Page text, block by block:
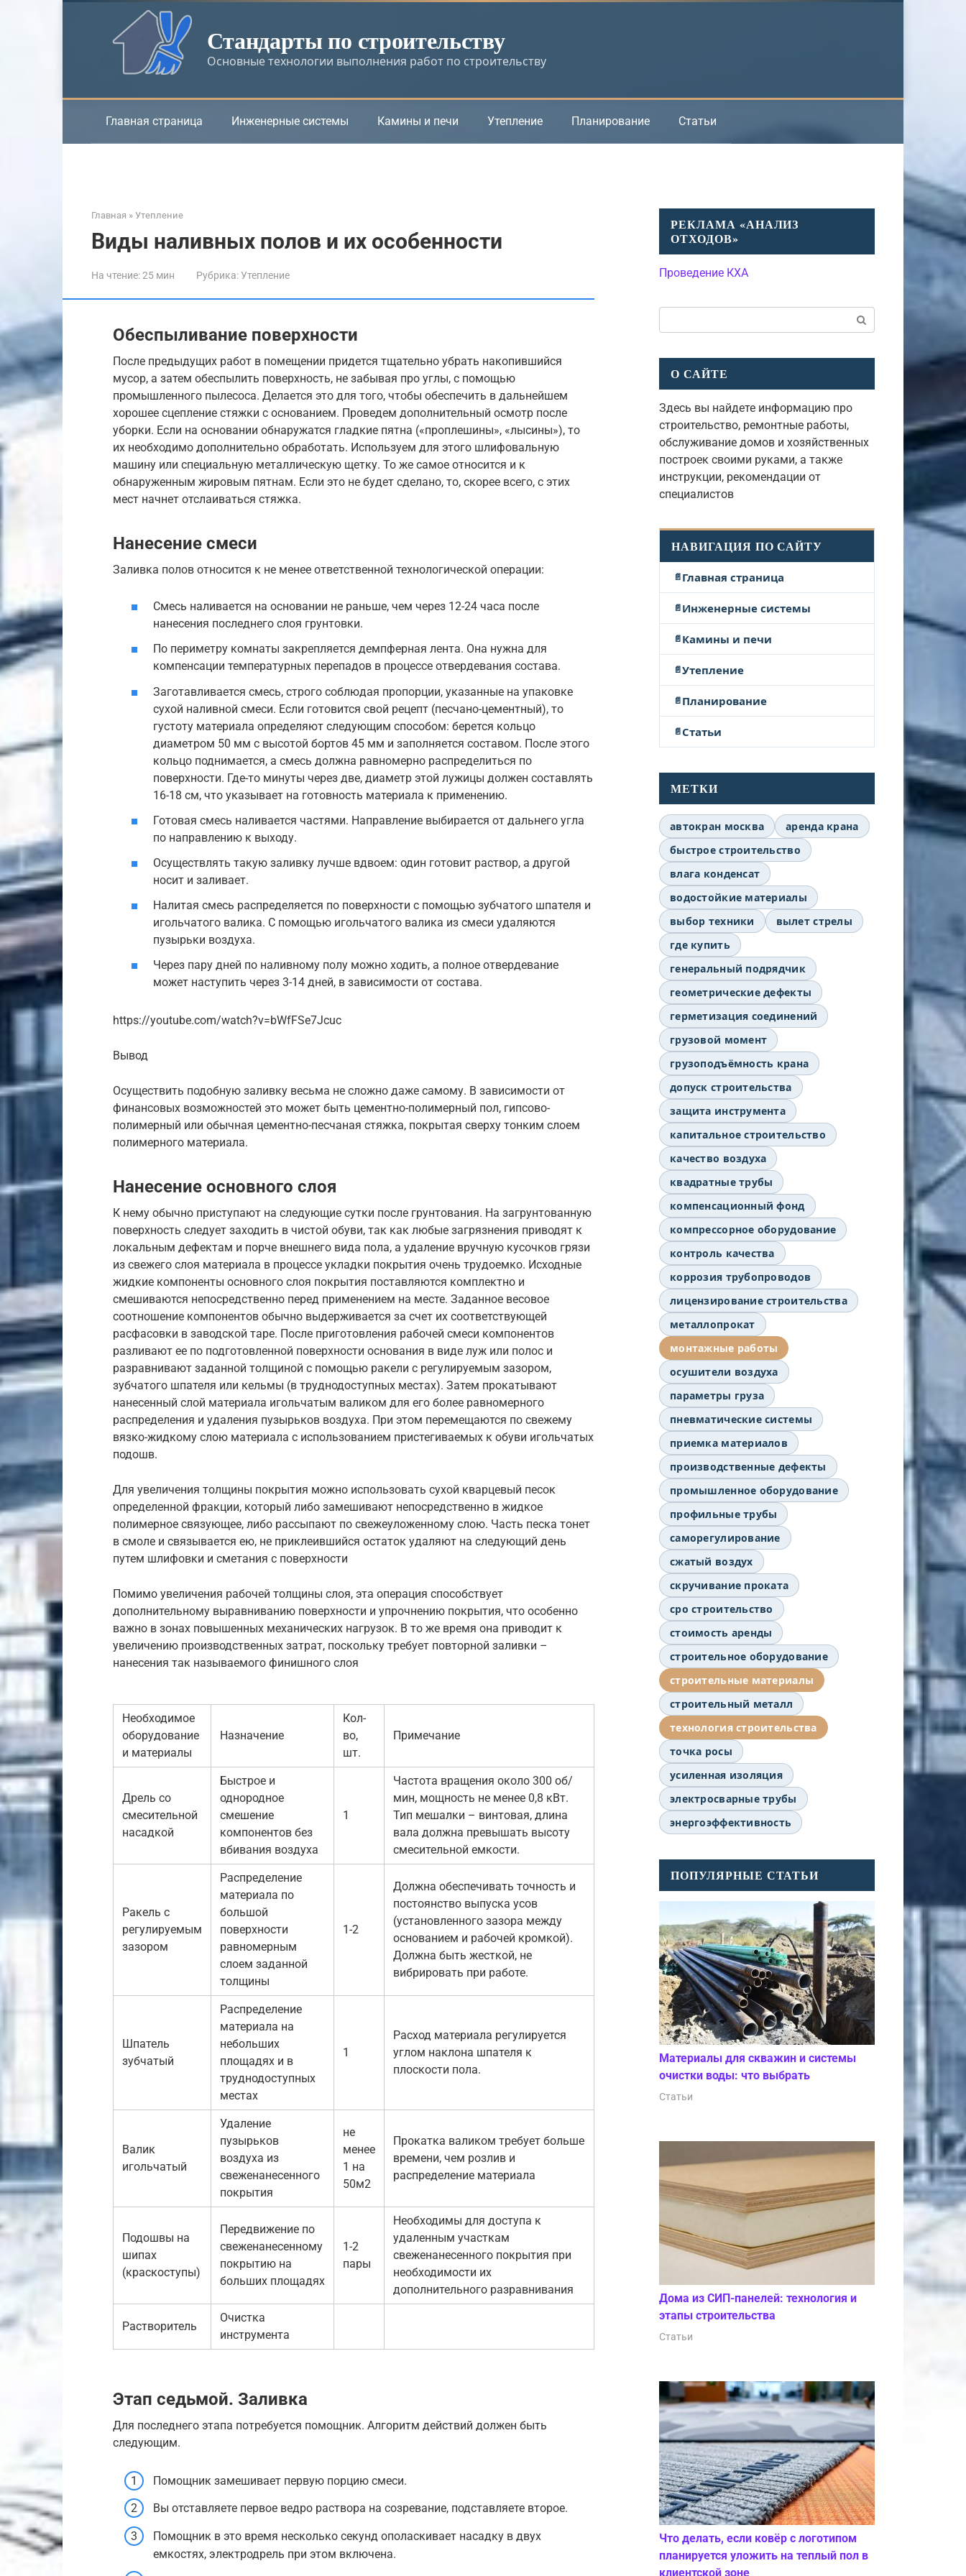
Стандарты по строительству
Основные технологии выполнения работ по строительству
Главная страница Инженерные системы Камины и печи Утепление Планирование Статьи
Главная » Утепление
Виды наливных полов и их особенности
На чтение:25 мин Рубрика:Утепление
Обеспыливание поверхности
После предыдущих работ в помещении придется тщательно убрать накопившийся
мусор, а затем обеспылить поверхность, не забывая про углы, с помощью
промышленного пылесоса. Делается это для того, чтобы обеспечить в дальнейшем
хорошее сцепление стяжки с основанием. Проведем дополнительный осмотр после
уборки. Если на основании обнаружатся гладкие пятна («проплешины», «лысины»), то
их необходимо дополнительно обработать. Используем для этого шлифовальную
машину или специальную металлическую щетку. То же самое относится и к
обнаруженным жировым пятнам. Если это не будет сделано, то, скорее всего, с этих
мест начнет отслаиваться стяжка.
Нанесение смеси
Заливка полов относится к не менее ответственной технологической операции:
Смесь наливается на основании не раньше, чем через 12-24 часа после
нанесения последнего слоя грунтовки.
По периметру комнаты закрепляется демпферная лента. Она нужна для
компенсации температурных перепадов в процессе отвердевания состава.
Заготавливается смесь, строго соблюдая пропорции, указанные на упаковке
сухой наливной смеси. Если готовится свой рецепт (песчано-цементный), то
густоту материала определяют следующим способом: берется кольцо
диаметром 50 мм с высотой бортов 45 мм и заполняется составом. После этого
кольцо поднимается, а смесь должна равномерно распределиться по
поверхности. Где-то минуты через две, диаметр этой лужицы должен составлять
16-18 см, что указывает на готовность материала к применению.
Готовая смесь наливается частями. Направление выбирается от дальнего угла
по направлению к выходу.
Осуществлять такую заливку лучше вдвоем: один готовит раствор, а другой
носит и заливает.
Налитая смесь распределяется по поверхности с помощью зубчатого шпателя и
игольчатого валика. С помощью игольчатого валика из смеси удаляются
пузырьки воздуха.
Через пару дней по наливному полу можно ходить, а полное отвердевание
может наступить через 3-14 дней, в зависимости от состава.
https://youtube.com/watch?v=bWfFSe7Jcuc
Вывод
Осуществить подобную заливку весьма не сложно даже самому. В зависимости от
финансовых возможностей это может быть цементно-полимерный пол, гипсово-
полимерный или обычная цементно-песчаная стяжка, покрытая сверху тонким слоем
полимерного материала.
Нанесение основного слоя
К нему обычно приступают на следующие сутки после грунтования. На загрунтованную
поверхность следует заходить в чистой обуви, так как любые загрязнения приводят к
локальным дефектам и порче внешнего вида пола, а удаление вручную кусочков грязи
из свежего слоя материала в процессе укладки покрытия очень трудоемко. Исходные
жидкие компоненты основного слоя покрытия поставляются комплектно и
смешиваются непосредственно перед применением на месте. Заданное весовое
соотношение компонентов обычно выдерживается за счет их соответствующей
расфасовки в заводской таре. После приготовления рабочей смеси компонентов
разливают ее по подготовленной поверхности основания в виде луж или полос и
разравнивают заданной толщиной с помощью ракели с регулируемым зазором,
зубчатого шпателя или кельмы (в труднодоступных местах). Затем прокатывают
нанесенный слой материала игольчатым валиком для его более равномерного
распределения и удаления пузырьков воздуха. При этом перемещаются по свежему
вязко-жидкому слою материала с использованием пристегиваемых к обуви игольчатых
подошв.
Для увеличения толщины покрытия можно использовать сухой кварцевый песок
определенной фракции, который либо замешивают непосредственно в жидкое
полимерное связующее, либо рассыпают по свежеуложенному слою. Часть песка тонет
в смоле и связывается ею, не приклеившийся остаток удаляют на следующий день
путем шлифовки и сметания с поверхности
Помимо увеличения рабочей толщины слоя, эта операция способствует
дополнительному выравниванию поверхности и упрочнению покрытия, что особенно
важно в зонах повышенных механических нагрузок. В то же время она приводит к
увеличению производственных затрат, поскольку требует повторной заливки –
нанесения так называемого финишного слоя
Необходимое
оборудование
и материалы
Назначение
Кол-
во,
шт.
Примечание
Дрель со
смесительной
насадкой
Быстрое и
однородное
смешение
компонентов без
вбивания воздуха
1
Частота вращения около 300 об/
мин, мощность не менее 0,8 кВт.
Тип мешалки – винтовая, длина
вала должна превышать высоту
смесительной емкости.
Ракель с
регулируемым
зазором
Распределение
материала по
большой
поверхности
равномерным
слоем заданной
толщины
1-2
Должна обеспечивать точность и
постоянство выпуска усов
(установленного зазора между
основанием и рабочей кромкой).
Должна быть жесткой, не
вибрировать при работе.
Шпатель
зубчатый
Распределение
материала на
небольших
площадях и в
труднодоступных
местах
1
Расход материала регулируется
углом наклона шпателя к
плоскости пола.
Валик
игольчатый
Удаление
пузырьков
воздуха из
свеженанесенного
покрытия
не
менее
1 на
50м2
Прокатка валиком требует больше
времени, чем розлив и
распределение материала
Подошвы на
шипах
(краскоступы)
Передвижение по
свеженанесенному
покрытию на
больших площадях
1-2
пары
Необходимы для доступа к
удаленным участкам
свеженанесенного покрытия при
необходимости их
дополнительного разравнивания
Растворитель
Очистка
инструмента
Этап седьмой. Заливка
Для последнего этапа потребуется помощник. Алгоритм действий должен быть
следующим.
Помощник замешивает первую порцию смеси.
Вы отставляете первое ведро раствора на созревание, подставляете второе.
Помощник в это время несколько секунд ополаскивает насадку в двух
емкостях, электродрель при этом включена.
РЕКЛАМА «АНАЛИЗ
ОТХОДОВ»
Проведение КХА
О САЙТЕ
Здесь вы найдете информацию про
строительство, ремонтные работы,
обслуживание домов и хозяйственных
построек своими руками, а также
инструкции, рекомендации от
специалистов
НАВИГАЦИЯ ПО САЙТУ
Главная страница
Инженерные системы
Камины и печи
Утепление
Планирование
Статьи
МЕТКИ
автокран москва
аренда крана
быстрое строительство
влага конденсат
водостойкие материалы
выбор техники
вылет стрелы
где купить
генеральный подрядчик
геометрические дефекты
герметизация соединений
грузовой момент
грузоподъёмность крана
допуск строительства
защита инструмента
капитальное строительство
качество воздуха
квадратные трубы
компенсационный фонд
компрессорное оборудование
контроль качества
коррозия трубопроводов
лицензирование строительства
металлопрокат
монтажные работы
осушители воздуха
параметры груза
пневматические системы
приемка материалов
производственные дефекты
промышленное оборудование
профильные трубы
саморегулирование
сжатый воздух
скручивание проката
сро строительство
стоимость аренды
строительное оборудование
строительные материалы
строительный металл
технология строительства
точка росы
усиленная изоляция
электросварные трубы
энергоэффективность
ПОПУЛЯРНЫЕ СТАТЬИ
Материалы для скважин и системы
очистки воды: что выбрать
Статьи
Дома из СИП-панелей: технология и
этапы строительства
Статьи
Что делать, если ковёр с логотипом
планируется уложить на теплый пол в
клиентской зоне